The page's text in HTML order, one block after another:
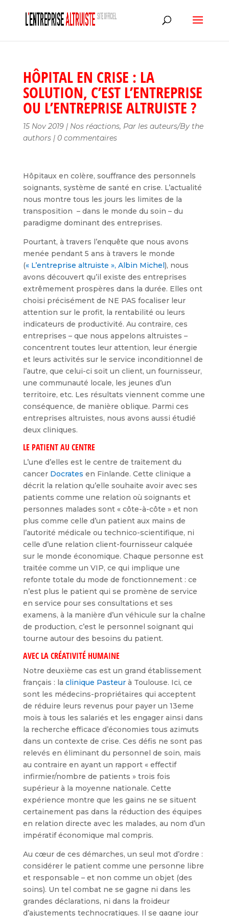
HÔPITAL EN CRISE : LA
SOLUTION, C’EST L’ENTREPRISE
OU L’ENTREPRISE ALTRUISTE ?
15 Nov 2019 | Nos réactions, Par les auteurs/By the
authors| 0 commentaires
Hôpitaux en colère, souffrance des personnels
soignants, système de santé en crise. L’actualité
nous montre tous les jours les limites de la
transposition – dans le monde du soin – du
paradigme dominant des entreprises.
Pourtant, à travers l’enquête que nous avons
menée pendant 5 ans à travers le monde
(« L’entreprise altruiste », Albin Michel), nous
avons découvert qu’il existe des entreprises
extrêmement prospères dans la durée. Elles ont
choisi précisément de NE PAS focaliser leur
attention sur le profit, la rentabilité ou leurs
indicateurs de productivité. Au contraire, ces
entreprises – que nous appelons altruistes –
concentrent toutes leur attention, leur énergie
et leurs activités sur le service inconditionnel de
l’autre, que celui-ci soit un client, un fournisseur,
une communauté locale, les jeunes d’un
territoire, etc. Les résultats viennent comme une
conséquence, de manière oblique. Parmi ces
entreprises altruistes, nous avons aussi étudié
deux cliniques.
LE PATIENT AU CENTRE
L’une d’elles est le centre de traitement du
cancer Docrates en Finlande. Cette clinique a
décrit la relation qu’elle souhaite avoir avec ses
patients comme une relation où soignants et
personnes malades sont « côte-à-côte » et non
plus comme celle d’un patient aux mains de
l’autorité médicale ou technico-scientifique, ni
celle d’une relation client-fournisseur calquée
sur le monde économique. Chaque personne est
traitée comme un VIP, ce qui implique une
refonte totale du mode de fonctionnement : ce
n’est plus le patient qui se promène de service
en service pour ses consultations et ses
examens, à la manière d’un véhicule sur la chaîne
de production, c’est le personnel soignant qui
tourne autour des besoins du patient.
AVEC LA CRÉATIVITÉ HUMAINE
Notre deuxième cas est un grand établissement
français : la clinique Pasteurà Toulouse. Ici, ce
sont les médecins-propriétaires qui acceptent
de réduire leurs revenus pour payer un 13eme
mois à tous les salariés et les engager ainsi dans
la recherche efficace d’économies tous azimuts
dans un contexte de crise. Ces défis ne sont pas
relevés en éliminant du personnel de soin, mais
au contraire en ayant un rapport « effectif
infirmier/nombre de patients » trois fois
supérieur à la moyenne nationale. Cette
expérience montre que les gains ne se situent
certainement pas dans la réduction des équipes
en relation directe avec les malades, au nom d’un
impératif économique mal compris.
Au cœur de ces démarches, un seul mot d’ordre :
considérer le patient comme une personne libre
et responsable – et non comme un objet (des
soins). Un tel combat ne se gagne ni dans les
grandes déclarations, ni dans la froideur
d’ajustements technocratiques. Il se gagne jour